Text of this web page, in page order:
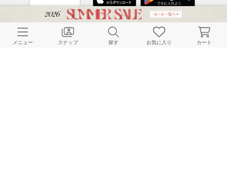
CUSTOMER SERVICE
メニュー スナップ 探す お気に入り カート